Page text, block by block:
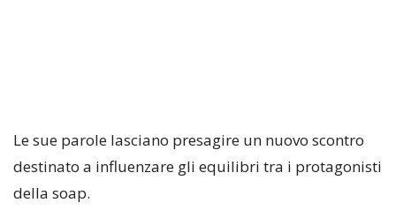
Le sue parole lasciano presagire un nuovo scontro
destinato a influenzare gli equilibri tra i protagonisti
della soap.